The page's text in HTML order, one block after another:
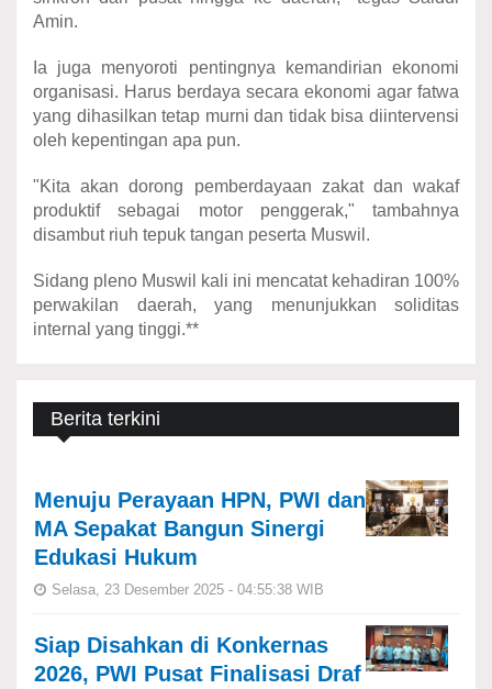
Amin.
Ia juga menyoroti pentingnya kemandirian ekonomi
organisasi. Harus berdaya secara ekonomi agar fatwa
yang dihasilkan tetap murni dan tidak bisa diintervensi
oleh kepentingan apa pun.
"Kita akan dorong pemberdayaan zakat dan wakaf
produktif sebagai motor penggerak," tambahnya
disambut riuh tepuk tangan peserta Muswil.
Sidang pleno Muswil kali ini mencatat kehadiran 100%
perwakilan daerah, yang menunjukkan soliditas
internal yang tinggi.**
Berita terkini
Menuju Perayaan HPN, PWI dan
MA Sepakat Bangun Sinergi
Edukasi Hukum
Selasa, 23 Desember 2025 - 04:55:38 WIB
Siap Disahkan di Konkernas
2026, PWI Pusat Finalisasi Draf